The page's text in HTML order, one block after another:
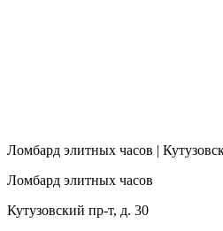
Ломбард элитных часов |
Ломбард элитных часов
Кутузовский пр-т, д. 30